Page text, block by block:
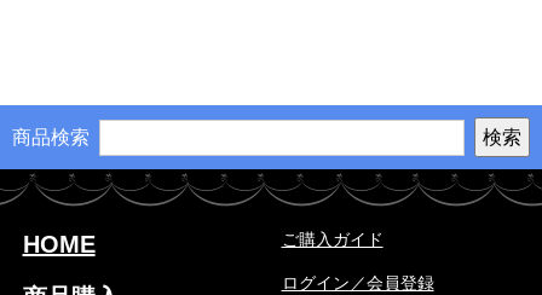
商品検索
HOME
ご購入ガイド
ログイン／会員登録